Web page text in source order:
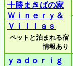
十勝まきばの家
Ｗｉｎｅｒｙ＆
Ｖｉｌｌａｓ
ペットと泊まれる宿
情報あり
ｙａｄｏｒｉｇ